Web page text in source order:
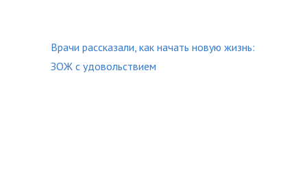
Врачи рассказали, как начать новую жизнь:
ЗОЖ с удовольствием